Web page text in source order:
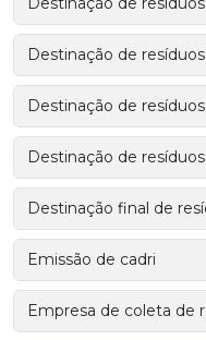
Destinação de
Destinação de
Destinação de
Destinação final de
Emissão de cadri
Empresa de coleta de